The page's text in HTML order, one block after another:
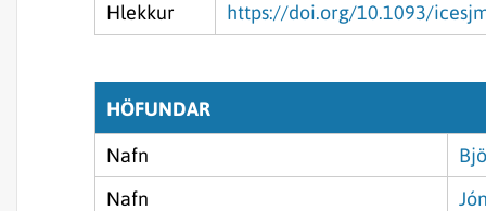
Hlekkur
https://doi.org/10.1093/
HÖFUNDAR
Nafn
Nafn